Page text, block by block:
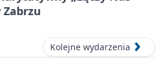
Zabrzu
Kolejne wydarzenia